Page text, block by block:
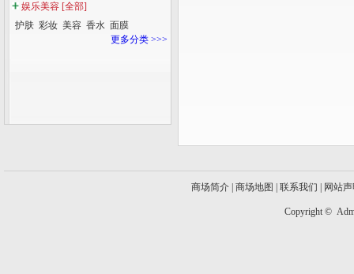
娱乐美容 [全部]
护肤 彩妆 美容 香水 面膜
更多分类 >>>
商场简介 商场地图 联系我们 网站
Copyright ©